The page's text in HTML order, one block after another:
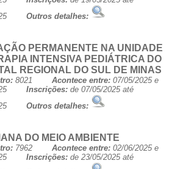
Outros detalhes:
PERMANENTE NA UNIDADE
INTENSIVA PEDIÁTRICA DO
REGIONAL DO SUL DE MINAS
8021 Acontece entre: 07/05/2025 e
Inscrições: de 07/05/2025 até
Outros detalhes:
DO MEIO AMBIENTE
7962 Acontece entre: 02/06/2025 e
Inscrições: de 23/05/2025 até